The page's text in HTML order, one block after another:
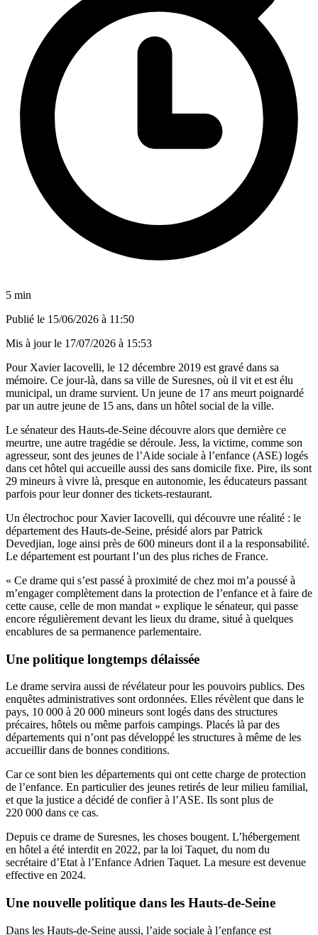
5 min
Publié le 15/06/2026 à 11:50
Mis à jour le 17/07/2026 à 15:53
Pour Xavier Iacovelli, le 12 décembre 2019 est gravé dans sa
mémoire. Ce jour-là, dans sa ville de Suresnes, où il vit et est élu
municipal, un drame survient. Un jeune de 17 ans meurt poignardé
par un autre jeune de 15 ans, dans un hôtel social de la ville.
Le sénateur des Hauts-de-Seine découvre alors que dernière ce
meurtre, une autre tragédie se déroule. Jess, la victime, comme son
agresseur, sont des jeunes de l’Aide sociale à l’enfance (ASE) logés
dans cet hôtel qui accueille aussi des sans domicile fixe. Pire, ils sont
29 mineurs à vivre là, presque en autonomie, les éducateurs passant
parfois pour leur donner des tickets-restaurant.
Un électrochoc pour Xavier Iacovelli, qui découvre une réalité : le
département des Hauts-de-Seine, présidé alors par Patrick
Devedjian, loge ainsi près de 600 mineurs dont il a la responsabilité.
Le département est pourtant l’un des plus riches de France.
« Ce drame qui s’est passé à proximité de chez moi m’a poussé à
m’engager complètement dans la protection de l’enfance et à faire de
cette cause, celle de mon mandat » explique le sénateur, qui passe
encore régulièrement devant les lieux du drame, situé à quelques
encablures de sa permanence parlementaire.
Une politique longtemps délaissée
Le drame servira aussi de révélateur pour les pouvoirs publics. Des
enquêtes administratives sont ordonnées. Elles révèlent que dans le
pays, 10 000 à 20 000 mineurs sont logés dans des structures
précaires, hôtels ou même parfois campings. Placés là par des
départements qui n’ont pas développé les structures à même de les
accueillir dans de bonnes conditions.
Car ce sont bien les départements qui ont cette charge de protection
de l’enfance. En particulier des jeunes retirés de leur milieu familial,
et que la justice a décidé de confier à l’ASE. Ils sont plus de
220 000 dans ce cas.
Depuis ce drame de Suresnes, les choses bougent. L’hébergement
en hôtel a été interdit en 2022, par la loi Taquet, du nom du
secrétaire d’Etat à l’Enfance Adrien Taquet. La mesure est devenue
effective en 2024.
Une nouvelle politique dans les Hauts-de-Seine
Dans les Hauts-de-Seine aussi, l’aide sociale à l’enfance est